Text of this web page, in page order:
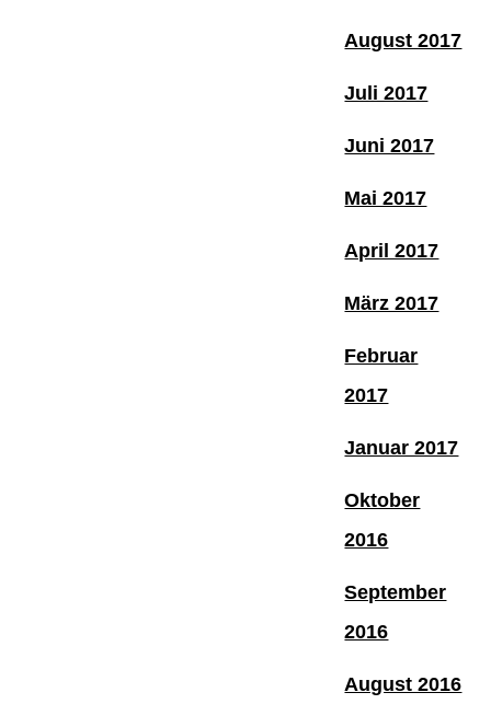
August 2017
Juli 2017
Juni 2017
Mai 2017
April 2017
März 2017
Februar
2017
Januar 2017
Oktober
2016
September
2016
August 2016